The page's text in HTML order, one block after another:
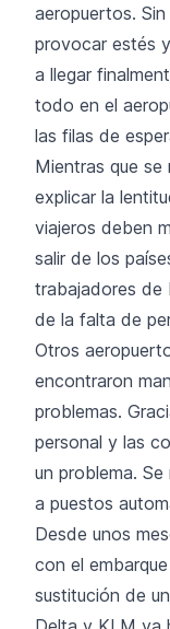
aeropuertos.
provocar estés
a llegar
todo en el
las filas de
Mientras que se
explicar la
viajeros deben
salir de los
trabajadores de
de la falta de
Otros
encontraron
problemas.
personal y las
un problema.
a puestos
Desde unos
con el
sustitución de